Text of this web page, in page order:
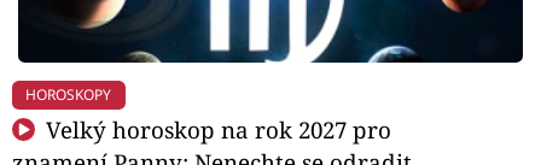
HOROSKOPY
Velký horoskop na rok 2027 pro